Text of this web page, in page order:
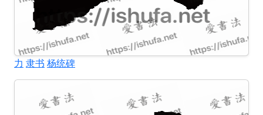
力 隶书 杨统碑